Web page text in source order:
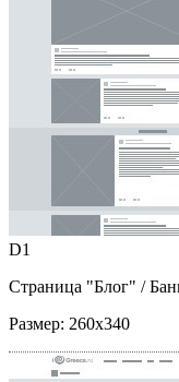
D1
Страница "Блог" /
Размер: 260x340